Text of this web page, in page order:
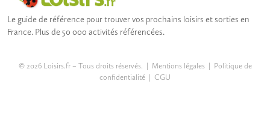
Le guide de référence pour trouver vos prochains loisirs et sorties en
France. Plus de 50 000 activités référencées.
© 2026 Loisirs.fr – Tous droits réservés. | Mentions légales| Politique de
confidentialité | CGU